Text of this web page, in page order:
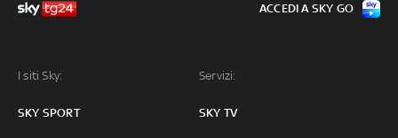
I siti Sky:
SKY SPORT
Servizi:
SKY TV
ACCEDI A SKY GO